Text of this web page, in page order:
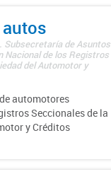
de Asuntos
Nacional de los Registros
del Automotor y
automotores
Seccionales de la
y Créditos